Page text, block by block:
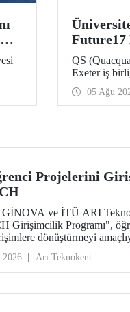
ve
Proje
QS
Exeter iş
olduğu
Programı
açıldı.
05 Ağu
Projelerini
ve İTÜ ARI
Girişimcilik Programı",
dönüştürmeyi
2026 Arı Teknokent